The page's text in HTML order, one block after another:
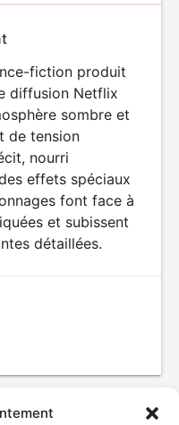
fiction produit
diffusion Netflix
sombre et
de tension
nourri
effets spéciaux
font face à
et subissent
détaillées.